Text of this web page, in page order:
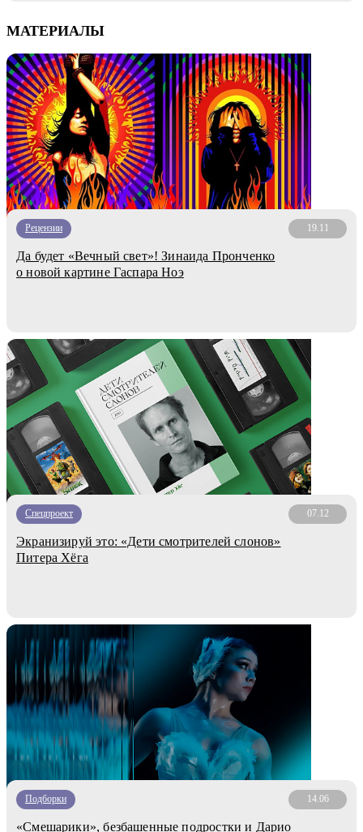
МАТЕРИАЛЫ
Рецензии 19.11
Да будет «Вечный свет»! Зинаида Пронченко
о новой картине Гаспара Ноэ
Спецпроект 07.12
Экранизируй это: «Дети смотрителей слонов»
Питера Хёга
Подборки 14.06
«Смешарики», безбашенные подростки и Дарио